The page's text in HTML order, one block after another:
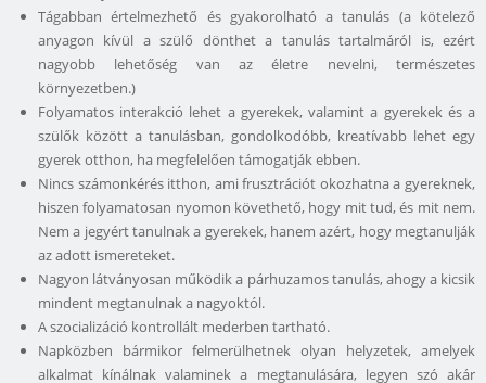
Tágabban értelmezhető és gyakorolható a tanulás (a kötelező
anyagon kívül a szülő dönthet a tanulás tartalmáról is, ezért
nagyobb lehetőség van az életre nevelni, természetes
környezetben.)
Folyamatos interakció lehet a gyerekek, valamint a gyerekek és a
szülők között a tanulásban, gondolkodóbb, kreatívabb lehet egy
gyerek otthon, ha megfelelően támogatják ebben.
Nincs számonkérés itthon, ami frusztrációt okozhatna a gyereknek,
hiszen folyamatosan nyomon követhető, hogy mit tud, és mit nem.
Nem a jegyért tanulnak a gyerekek, hanem azért, hogy megtanulják
az adott ismereteket.
Nagyon látványosan működik a párhuzamos tanulás, ahogy a kicsik
mindent megtanulnak a nagyoktól.
A szocializáció kontrollált mederben tartható.
Napközben bármikor felmerülhetnek olyan helyzetek, amelyek
alkalmat kínálnak valaminek a megtanulására, legyen szó akár